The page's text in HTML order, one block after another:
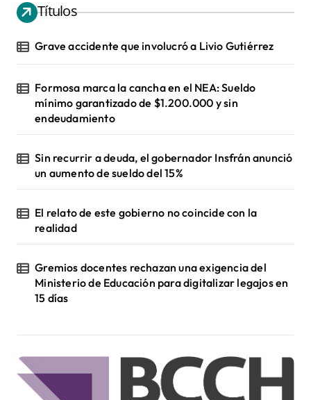
Títulos
Grave accidente que involucró a Livio Gutiérrez
Formosa marca la cancha en el NEA: Sueldo
mínimo garantizado de $1.200.000 y sin
endeudamiento
Sin recurrir a deuda, el gobernador Insfrán anunció
un aumento de sueldo del 15%
El relato de este gobierno no coincide con la
realidad
Gremios docentes rechazan una exigencia del
Ministerio de Educación para digitalizar legajos en
15 días